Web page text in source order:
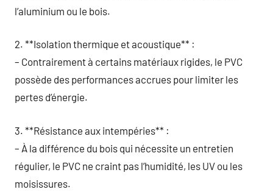
l’aluminium ou le bois.
2. **Isolation thermique et acoustique** :
– Contrairement à certains matériaux rigides, le PVC
possède des performances accrues pour limiter les
pertes d’énergie.
3. **Résistance aux intempéries** :
– À la différence du bois qui nécessite un entretien
régulier, le PVC ne craint pas l’humidité, les UV ou les
moisissures.